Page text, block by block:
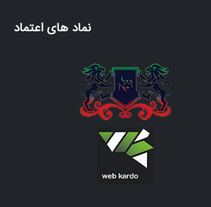
نماد های اعتماد